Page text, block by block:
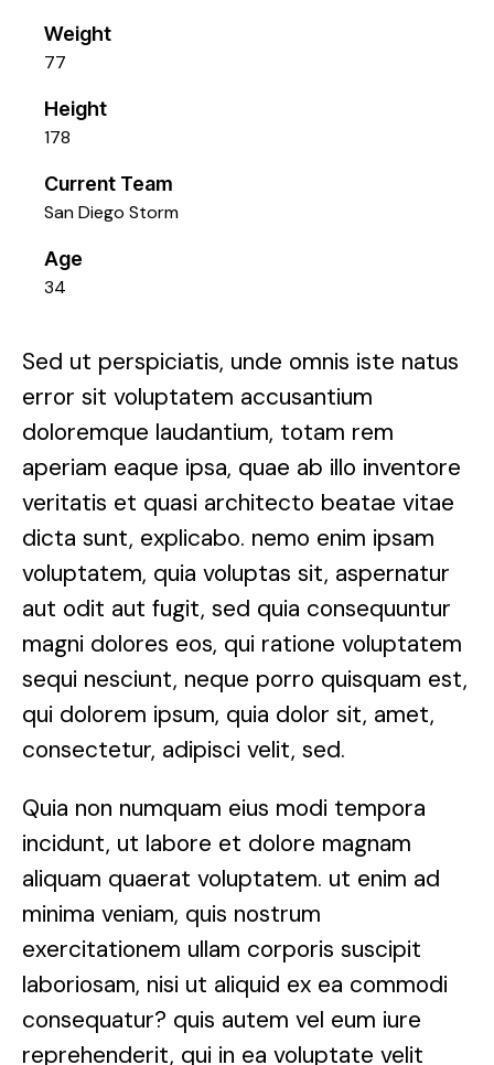
Weight
77
Height
178
Current Team
San Diego Storm
Age
34
Sed ut perspiciatis, unde omnis iste natus
error sit voluptatem accusantium
doloremque laudantium, totam rem
aperiam eaque ipsa, quae ab illo inventore
veritatis et quasi architecto beatae vitae
dicta sunt, explicabo. nemo enim ipsam
voluptatem, quia voluptas sit, aspernatur
aut odit aut fugit, sed quia consequuntur
magni dolores eos, qui ratione voluptatem
sequi nesciunt, neque porro quisquam est,
qui dolorem ipsum, quia dolor sit, amet,
consectetur, adipisci velit, sed.
Quia non numquam eius modi tempora
incidunt, ut labore et dolore magnam
aliquam quaerat voluptatem. ut enim ad
minima veniam, quis nostrum
exercitationem ullam corporis suscipit
laboriosam, nisi ut aliquid ex ea commodi
consequatur? quis autem vel eum iure
reprehenderit, qui in ea voluptate velit